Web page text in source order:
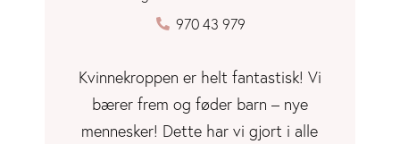
970 43 979
Kvinnekroppen er helt fantastisk! Vi
bærer frem og føder barn – nye
mennesker! Dette har vi gjort i alle